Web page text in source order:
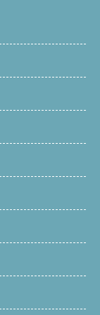
・糸くず除去
呂水使用後の
率の向上が期
玉県富士見市を
所沢市など広範
・日
。 部品交換と
コスト削減が可
てもすぐ使って
でいる可能性が
Q. 修理と洗浄
追加の分解作業
以外でも来て
ルバー #scroll-
*/ left: 0; width:
12px
bar.show { top:
#fff; font-size: